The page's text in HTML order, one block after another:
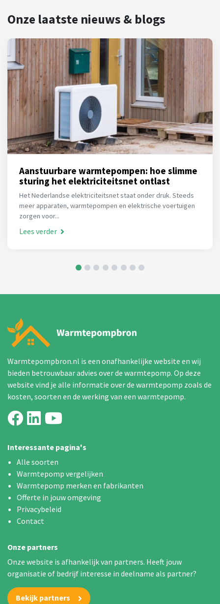
Onze laatste nieuws & blogs
Aanstuurbare warmtepompen: hoe slimme
sturing het elektriciteitsnet ontlast
Het Nederlandse elektriciteitsnet staat onder druk. Steeds
meer apparaten, warmtepompen en elektrische voertuigen
zorgen voor...
Lees verder
Warmtepompbron.nl is een onafhankelijke website en wij
bieden betrouwbaar advies over de warmtepomp. Op deze
website vind je alle informatie over de warmtepomp zoals de
kosten, soorten en de werking van een warmtepomp.
Interessante pagina's
Alle soorten
Warmtepomp vergelijken
Warmtepomp merken en fabrikanten
Offerte in jouw omgeving
Privacybeleid
Contact
Onze partners
Onze website is afhankelijk van partners. Heeft jouw
organisatie of bedrijf interesse in deelname als partner?
Bekijk partners